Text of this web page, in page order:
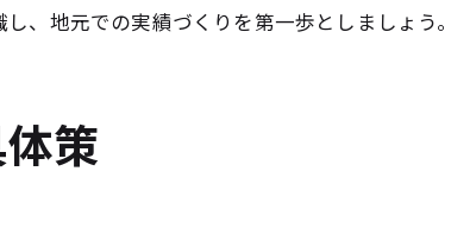
ナー向け学習サポートの選び方
かした学びと交流のコツ
ナー資格取得後の活躍の場とは
、地元での実績づくりを第一歩としましょう。
策